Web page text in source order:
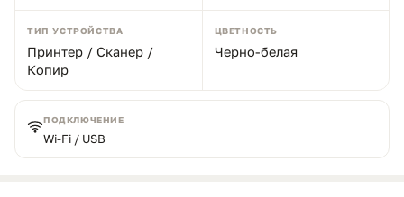
ТИП УСТРОЙСТВА
Принтер / Сканер /
Копир
ЦВЕТНОСТЬ
Черно-белая
ПОДКЛЮЧЕНИЕ
Wi-Fi / USB